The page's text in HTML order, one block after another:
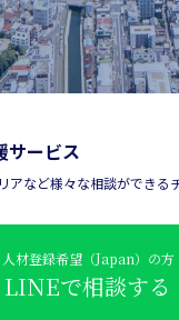
サービス
アなど様々な相談ができる
人材登録希望（Japan）の方
LINEで相談する